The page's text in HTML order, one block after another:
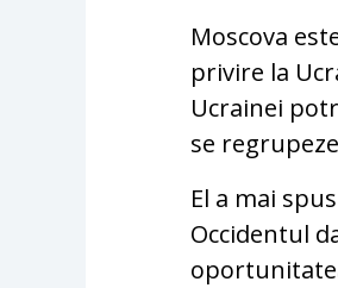
Moscova
privire la
Ucrainei
se
El a mai
Occidentul